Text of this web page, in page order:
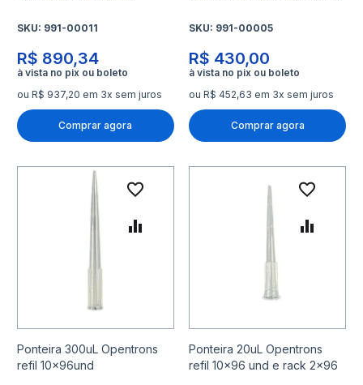
SKU: 991-00011
R$ 890,34
ou R$ 937,20 em 3x sem juros
Comprar agora
SKU: 991-00005
R$ 430,00
ou R$ 452,63 em 3x sem juros
Comprar agora
Ponteira 300uL Opentrons
refil 10x96und
Adicionar à lista de
Adicionar para Comparar
Ponteira 20uL Opentrons
refil 10x96 und e rack 2x96